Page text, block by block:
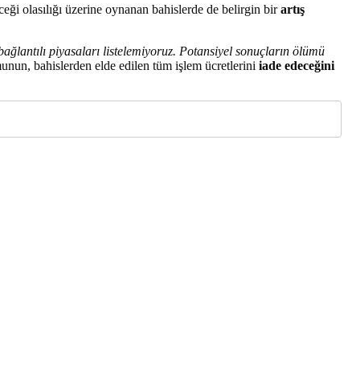
olasılığı üzerine oynanan bahislerde de belirgin birartış
piyasaları listelemiyoruz. Potansiyel sonuçların ölümü
bahislerden elde edilen tüm işlem ücretlerini iade edeceğini